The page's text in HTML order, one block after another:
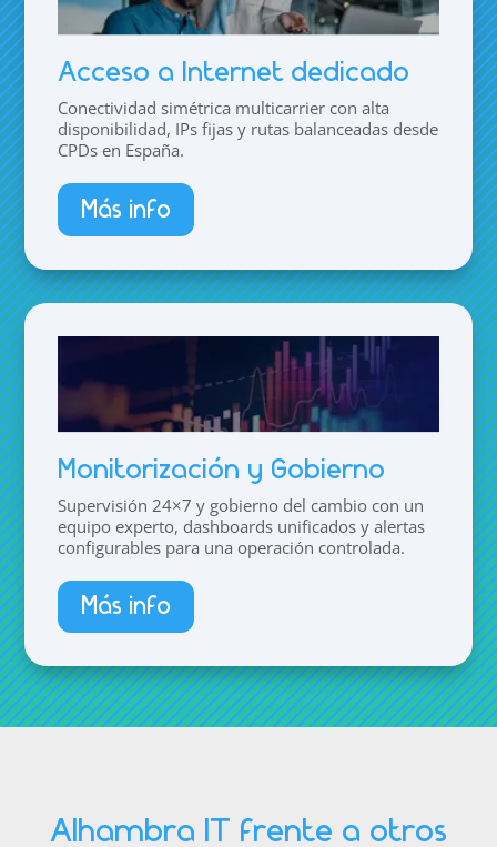
Acceso a Internet dedicado
Conectividad simétrica multicarrier con alta
disponibilidad, IPs fijas y rutas balanceadas desde
CPDs en España.
Más info
Monitorización y Gobierno
Supervisión 24×7 y gobierno del cambio con un
equipo experto, dashboards unificados y alertas
configurables para una operación controlada.
Más info
Alhambra IT frente a otros